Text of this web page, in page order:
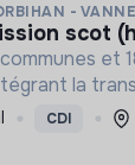
-
scot
et
la
à
CDI